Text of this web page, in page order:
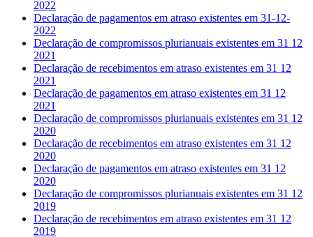
2022
Declaração de pagamentos em atraso existentes em 31-12-
2022
Declaração de compromissos plurianuais existentes em 31 12
2021
Declaração de recebimentos em atraso existentes em 31 12
2021
Declaração de pagamentos em atraso existentes em 31 12
2021
Declaração de compromissos plurianuais existentes em 31 12
2020
Declaração de recebimentos em atraso existentes em 31 12
2020
Declaração de pagamentos em atraso existentes em 31 12
2020
Declaração de compromissos plurianuais existentes em 31 12
2019
Declaração de recebimentos em atraso existentes em 31 12
2019